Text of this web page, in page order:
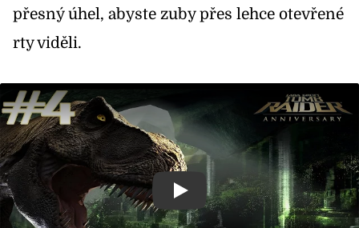
přesný úhel, abyste zuby přes lehce otevřené
rty viděli.
Přehrát video na téma: